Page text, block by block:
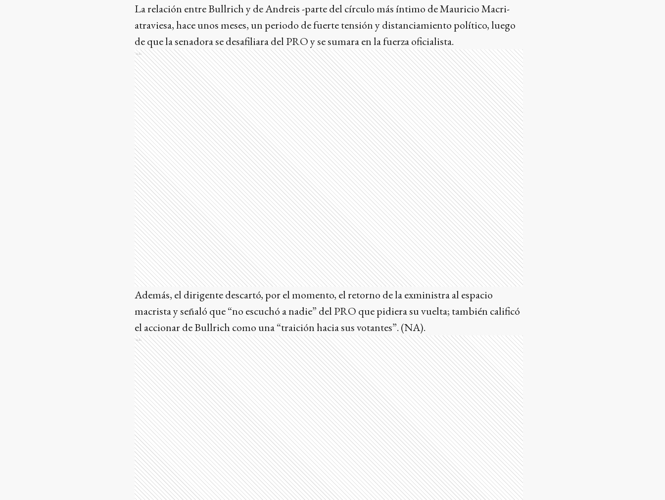
La relación entre Bullrich y de Andreis -parte del círculo más íntimo de Mauricio Macri-
atraviesa, hace unos meses, un periodo de fuerte tensión y distanciamiento político, luego
de que la senadora se desafiliara del PRO y se sumara en la fuerza oficialista.
Ads
Además, el dirigente descartó, por el momento, el retorno de la exministra al espacio
macrista y señaló que “no escuchó a nadie” del PRO que pidiera su vuelta; también calificó
el accionar de Bullrich como una “traición hacia sus votantes”. (NA).
Ads